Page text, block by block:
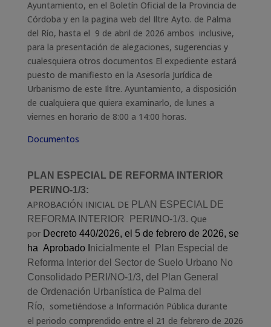
Ayuntamiento, en el Boletín Oficial de la Provincia de
Córdoba y en la pagina web del Iltre Ayto. de Palma
del Río, hasta el 9 de abril de 2026 ambos inclusive,
para la presentación de alegaciones, sugerencias y
cualesquiera otros documentos El expediente estará
puesto de manifiesto en la Asesoría Jurídica de
Urbanismo de este Iltre. Ayuntamiento, a disposición
de cualquiera que quiera examinarlo, de lunes a
viernes en horario de 8:00 a 14:00 horas.
Documentos
PLAN ESPECIAL DE REFORMA INTERIOR
PERI/NO-1/3:
APROBACIÓN INICIAL DE PLAN ESPECIAL DE
REFORMA INTERIOR
PERI/NO-1/3. Que
por Decreto 440/2026, el 5 de febrero de 2026, se
ha Aprobado I nicialmente el Plan Especial de
Reforma Interior del Sector de Suelo Urbano No
Consolidado PERI/NO-1/3, del P lan General
de Ordenación Urbanística de Palma del
Río, sometiéndose a Información Pública durante
el periodo comprendido entre el 21 de febrero de 2026